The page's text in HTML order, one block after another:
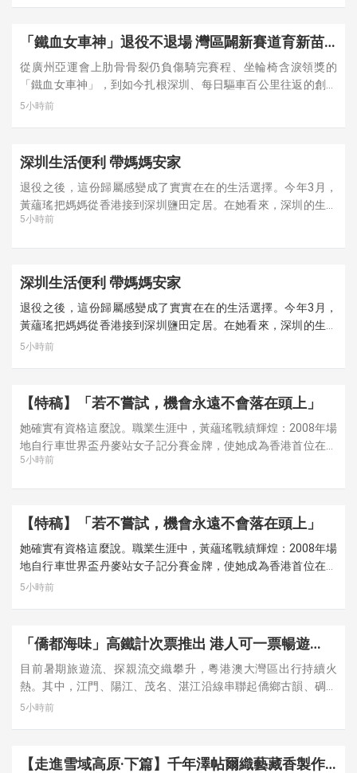
「鐵血女車神」退役不退場 灣區闢新賽道育新苗
借深圳政策紅利創騎行公園 盼建有影響力少兒車
隊
從廣州亞運會上肋骨骨裂仍負傷騎完賽程、坐輪椅含淚領獎的
「鐵血女車神」，到如今扎根深圳、每日驅車百公里往返的創業
者和教練，黃蘊瑤用自己的選擇，走出了香港運動員融入國家發
5小時前
深圳生活便利 帶媽媽安家
退役之後，這份歸屬感變成了實實在在的生活選擇。今年3月，
黃蘊瑤把媽媽從香港接到深圳鹽田定居。在她看來，深圳的生活
配套和便利性比香港更好，「香港的人力成本比較高，外賣便利
5小時前
深圳生活便利 帶媽媽安家
退役之後，這份歸屬感變成了實實在在的生活選擇。今年3月，
黃蘊瑤把媽媽從香港接到深圳鹽田定居。在她看來，深圳的生活
配套和便利性比香港更好，「香港的人力成本比較高，外賣便利
5小時前
【特稿】「若不嘗試，機會永遠不會落在頭上」
她確實有資格這麼說。職業生涯中，黃蘊瑤戰績輝煌：2008年場
地自行車世界盃丹麥站女子記分賽金牌，使她成為香港首位在這
一賽事奪冠的女車手；她還曾是亞洲首位女子場地自行車世界排
5小時前
【特稿】「若不嘗試，機會永遠不會落在頭上」
她確實有資格這麼說。職業生涯中，黃蘊瑤戰績輝煌：2008年場
地自行車世界盃丹麥站女子記分賽金牌，使她成為香港首位在這
一賽事奪冠的女車手；她還曾是亞洲首位女子場地自行車世界排
5小時前
「僑都海味」高鐵計次票推出 港人可一票暢遊
「灣區—粵西」
目前暑期旅遊流、探親流交織攀升，粵港澳大灣區出行持續火
熱。其中，江門、陽江、茂名、湛江沿線串聯起僑鄉古韻、碉樓
古蹟、碧海沙灘與特色海味，兼具人文底蘊與自然風情，加上粵
5小時前
【走進雪域高原·下篇】千年澤帖爾織藝藏香製作